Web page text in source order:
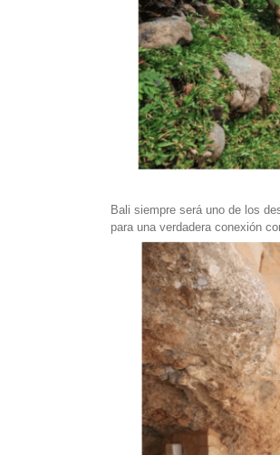
Bali siempre será uno de los
para una verdadera conexión